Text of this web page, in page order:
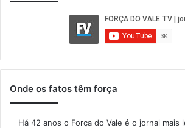
Onde os fatos têm força
Há 42 anos o Força do Vale é o jornal mais